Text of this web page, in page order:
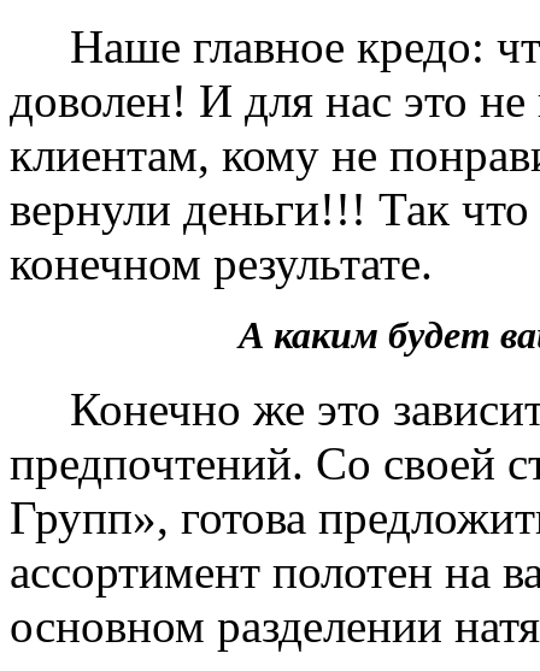
Наше главное кредо:
доволен! И для нас это
клиентам, кому не
вернули деньги!!! Так
конечном результате.
А каким будет
Конечно же это
предпочтений. Со своей
Групп», готова
ассортимент полотен на
основном разделении